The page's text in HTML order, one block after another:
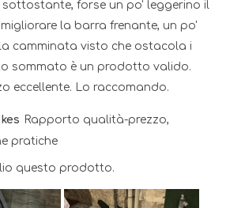
forse un po' leggerino il
la barra frenante, un po'
camminata visto che ostacola i
sommato è un prodotto valido.
eccellente. Lo raccomando.
Rapporto qualità-prezzo,
pratiche
questo prodotto.